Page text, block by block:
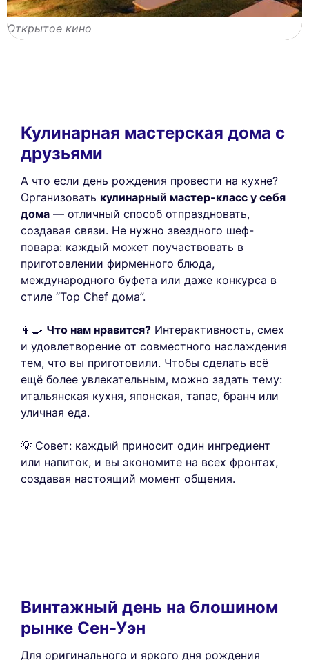
Открытое кино
Кулинарная мастерская дома с
друзьями
А что если день рождения провести на кухне?
Организовать кулинарный мастер-класс у себя
дома — отличный способ отпраздновать,
создавая связи. Не нужно звездного шеф-
повара: каждый может поучаствовать в
приготовлении фирменного блюда,
международного буфета или даже конкурса в
стиле “Top Chef дома”.
👩‍🍳 Что нам нравится? Интерактивность, смех
и удовлетворение от совместного наслаждения
тем, что вы приготовили. Чтобы сделать всё
ещё более увлекательным, можно задать тему:
итальянская кухня, японская, тапас, бранч или
уличная еда.
💡 Совет: каждый приносит один ингредиент
или напиток, и вы экономите на всех фронтах,
создавая настоящий момент общения.
Винтажный день на блошином
рынке Сен-Уэн
Для оригинального и яркого дня рождения